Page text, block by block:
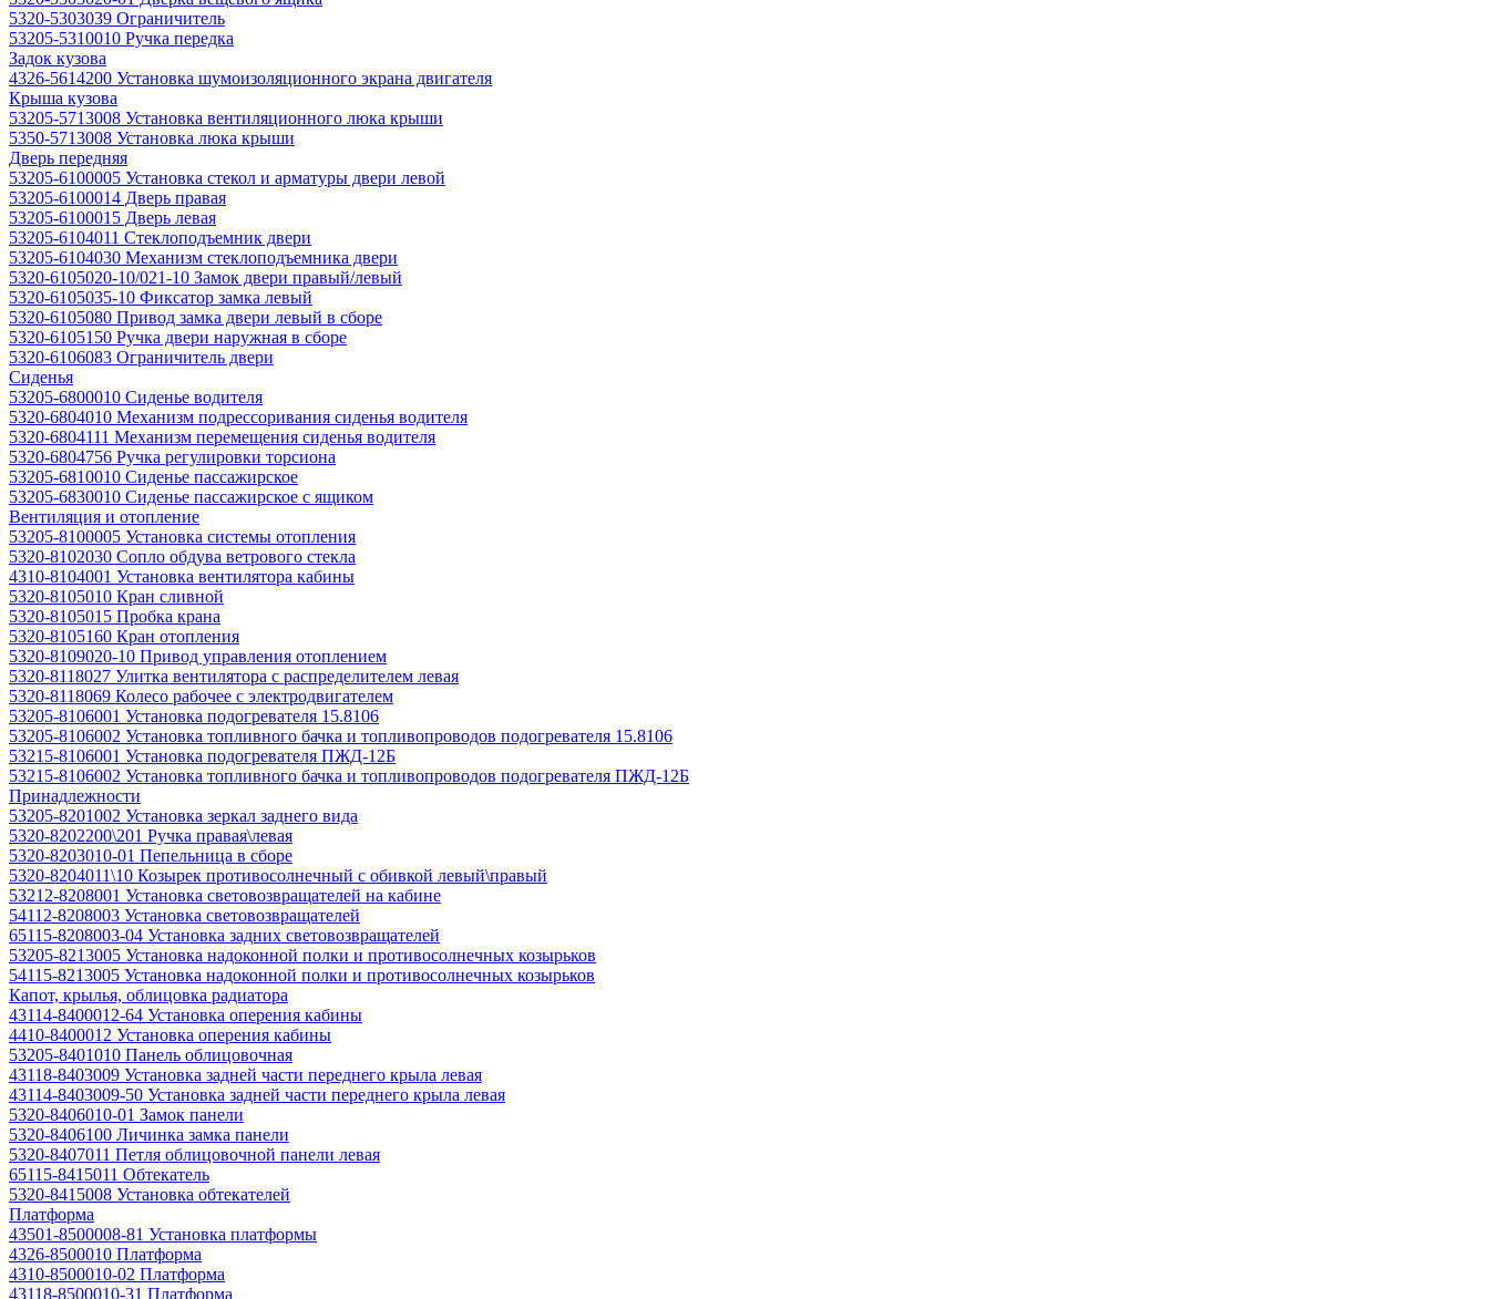
5320-5303039 Ограничитель
53205-5310010 Ручка передка
Задок кузова
4326-5614200 Установка шумоизоляционного экрана двигателя
Крыша кузова
53205-5713008 Установка вентиляционного люка крыши
5350-5713008 Установка люка крыши
Дверь передняя
53205-6100005 Установка стекол и арматуры двери левой
53205-6100014 Дверь правая
53205-6100015 Дверь левая
53205-6104011 Стеклоподъемник двери
53205-6104030 Механизм стеклоподъемника двери
5320-6105020-10/021-10 Замок двери правый/левый
5320-6105035-10 Фиксатор замка левый
5320-6105080 Привод замка двери левый в сборе
5320-6105150 Ручка двери наружная в сборе
5320-6106083 Ограничитель двери
Сиденья
53205-6800010 Сиденье водителя
5320-6804010 Механизм подрессоривания сиденья водителя
5320-6804111 Механизм перемещения сиденья водителя
5320-6804756 Ручка регулировки торсиона
53205-6810010 Сиденье пассажирское
53205-6830010 Сиденье пассажирское с ящиком
Вентиляция и отопление
53205-8100005 Установка системы отопления
5320-8102030 Сопло обдува ветрового стекла
4310-8104001 Установка вентилятора кабины
5320-8105010 Кран сливной
5320-8105015 Пробка крана
5320-8105160 Кран отопления
5320-8109020-10 Привод управления отоплением
5320-8118027 Улитка вентилятора с распределителем левая
5320-8118069 Колесо рабочее с электродвигателем
53205-8106001 Установка подогревателя 15.8106
53205-8106002 Установка топливного бачка и топливопроводов подогревателя 15.8106
53215-8106001 Установка подогревателя ПЖД-12Б
53215-8106002 Установка топливного бачка и топливопроводов подогревателя ПЖД-12Б
Принадлежности
53205-8201002 Установка зеркал заднего вида
5320-8202200\201 Ручка правая\левая
5320-8203010-01 Пепельница в сборе
5320-8204011\10 Козырек противосолнечный с обивкой левый\правый
53212-8208001 Установка световозвращателей на кабине
54112-8208003 Установка световозвращателей
65115-8208003-04 Установка задних световозвращателей
53205-8213005 Установка надоконной полки и противосолнечных козырьков
54115-8213005 Установка надоконной полки и противосолнечных козырьков
Капот, крылья, облицовка радиатора
43114-8400012-64 Установка оперения кабины
4410-8400012 Установка оперения кабины
53205-8401010 Панель облицовочная
43118-8403009 Установка задней части переднего крыла левая
43114-8403009-50 Установка задней части переднего крыла левая
5320-8406010-01 Замок панели
5320-8406100 Личинка замка панели
5320-8407011 Петля облицовочной панели левая
65115-8415011 Обтекатель
5320-8415008 Установка обтекателей
Платформа
43501-8500008-81 Установка платформы
4326-8500010 Платформа
4310-8500010-02 Платформа
43118-8500010-31 Платформа